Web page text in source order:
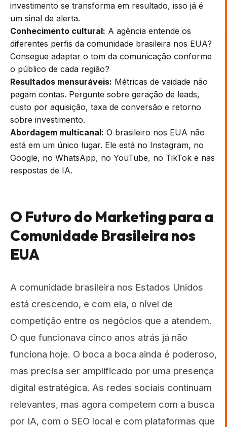
investimento se transforma em resultado, isso já é
um sinal de alerta.
Conhecimento cultural: A agência entende os
diferentes perfis da comunidade brasileira nos EUA?
Consegue adaptar o tom da comunicação conforme
o público de cada região?
Resultados mensuráveis: Métricas de vaidade não
pagam contas. Pergunte sobre geração de leads,
custo por aquisição, taxa de conversão e retorno
sobre investimento.
Abordagem multicanal: O brasileiro nos EUA não
está em um único lugar. Ele está no Instagram, no
Google, no WhatsApp, no YouTube, no TikTok e nas
respostas de IA.
O Futuro do Marketing para a
Comunidade Brasileira nos
EUA
A comunidade brasileira nos Estados Unidos
está crescendo, e com ela, o nível de
competição entre os negócios que a atendem.
O que funcionava cinco anos atrás já não
funciona hoje. O boca a boca ainda é poderoso,
mas precisa ser amplificado por uma presença
digital estratégica. As redes sociais continuam
relevantes, mas agora competem com a busca
por IA, com o SEO local e com plataformas que